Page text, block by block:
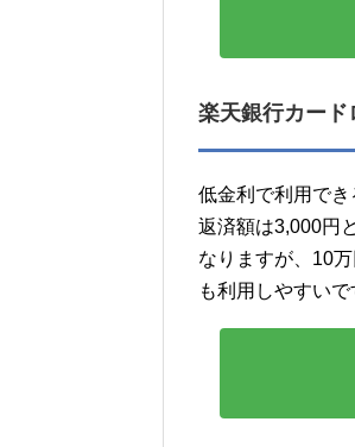
楽天銀行カード
低金利で利用で
返済額は3,000円
なりますが、10
も利用しやすいで